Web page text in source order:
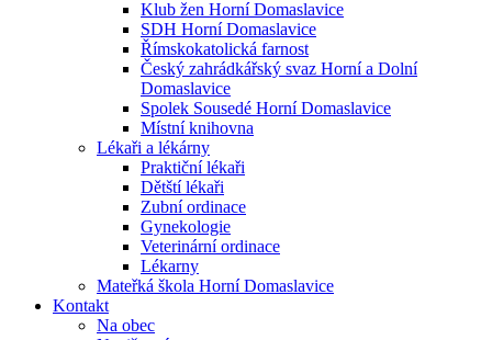
Klub žen Horní Domaslavice
SDH Horní Domaslavice
Římskokatolická farnost
Český zahrádkářský svaz Horní a Dolní
Domaslavice
Spolek Sousedé Horní Domaslavice
Místní knihovna
Lékaři a lékárny
Praktiční lékaři
Dětští lékaři
Zubní ordinace
Gynekologie
Veterinární ordinace
Lékarny
Mateřká škola Horní Domaslavice
Kontakt
Na obec